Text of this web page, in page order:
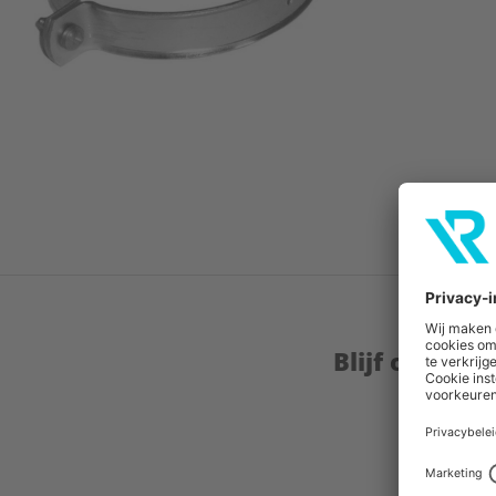
Blijf op de